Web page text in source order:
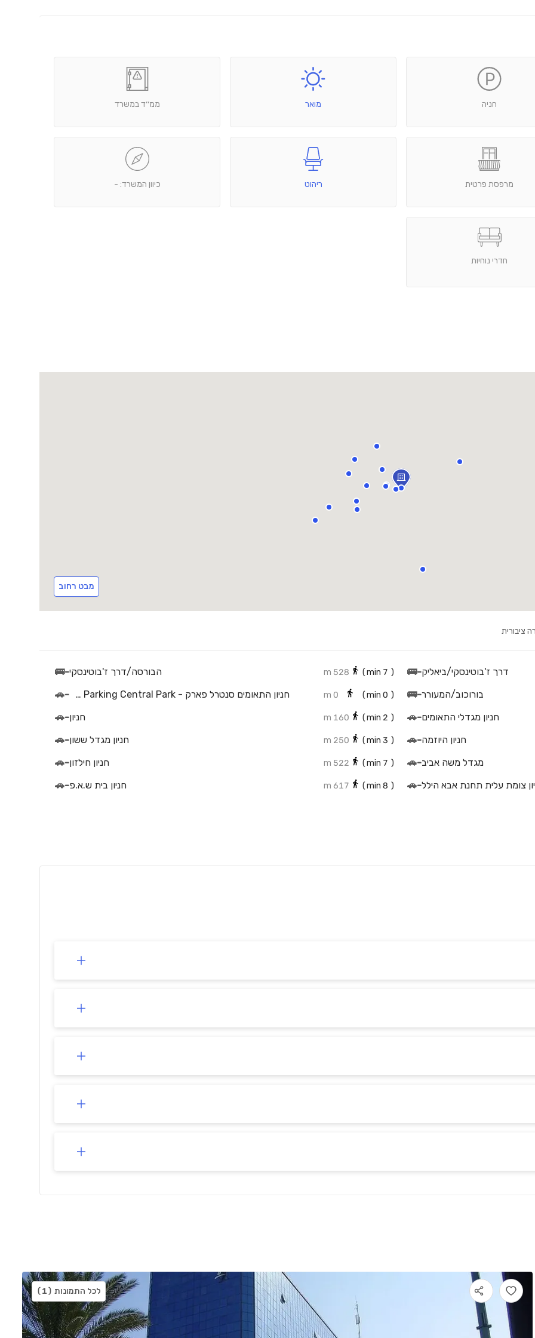
חניה מואר ממ׳׳ד במשרד
מרפסת פרטית ריהוט כיוון המשרד: -
חדרי נוחיות
מבט רחוב
ציבורית
דרך ז'בוטינסקי/ביאליק-
🚌
(
7
528 m הבורסה/דרך ז'בוטינסקי-
🚌
בורוכוב/המעורר-
🚌
(
0
0 m חניון התאומים סנטרל פארק - Hateomim Parking Central Park -
🚗
חניון מגדלי התאומים-
🚗
(
2
160 m חניון-
🚗
חניון היוזמה-
🚗
(
3
250 m חניון מגדל ששון-
🚗
מגדל משה אביב-
🚗
(
7
522 m חניון חילזון-
🚗
צומת עלית תחנת אבא הילל-
🚗
(
8
617 m חניון בית ש.א.פ-
🚗
לכל התמונות (1)